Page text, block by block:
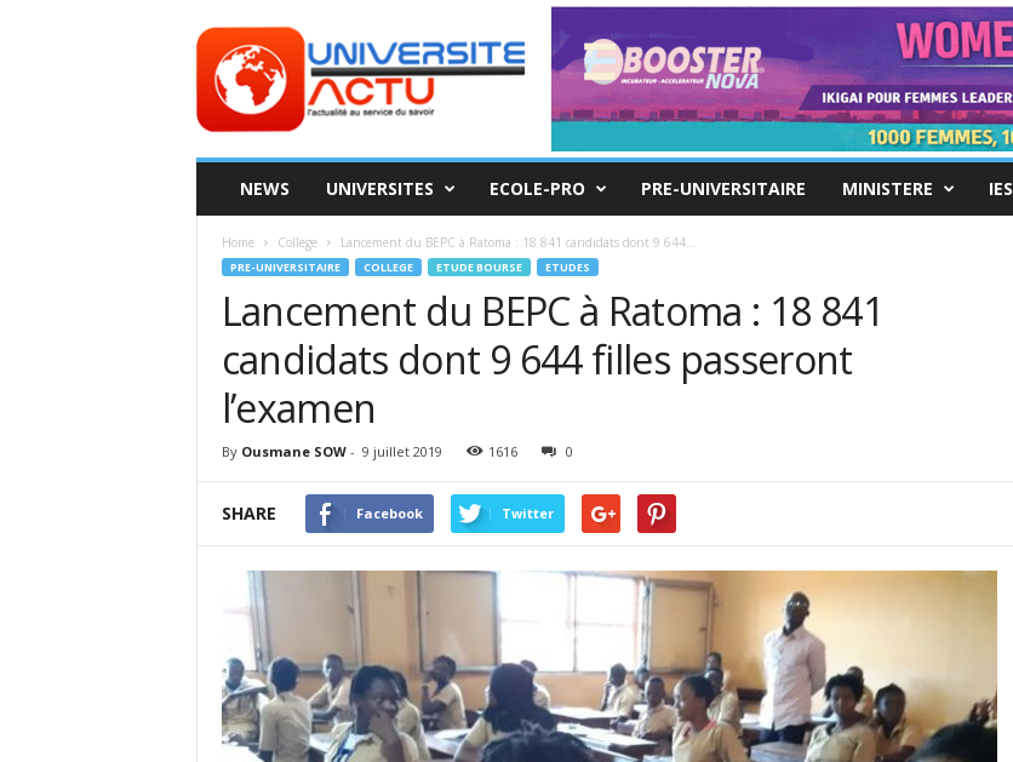
ACTU
NEWS UNIVERSITES ECOLE-PRO PRE-UNIVERSITAIRE MINISTERE IES
Home College Lancement du BEPC à Ratoma : 18 841 candidats dont 9 644...
PRE-UNIVERSITAIRE COLLEGE ETUDE BOURSE ETUDES
Lancement du BEPC à Ratoma : 18 841
candidats dont 9 644 filles passeront
l’examen
By Ousmane SOW- 9 juillet 2019 1616 0
SHARE Facebook Twitter